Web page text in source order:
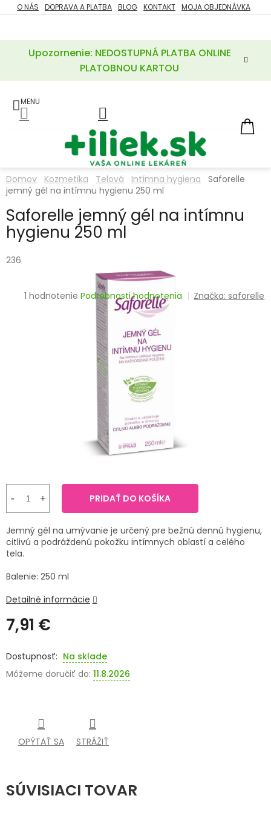
Prejsť
na
Upozornenie: NEDOSTUPNÁ PLATBA ONLINE
PLATOBNOU KARTOU
O NÁS DOPRAVA A PLATBA BLOG KONTAKT MOJA OBJEDNÁVKA
ZĽAVY
POTREBY
A
LIEKY
VITAMÍNY
MINERÁLY
KOZMETIKA
PRÍRODNÉ
LIEKY
VETERINA
Prihlásenie
Domov Kozmetika Telová Intímna hygiena
Saforelle
jemný gél na intímnu hygienu 250 ml
Saforelle jemný gél na intímnu
hygienu 250 ml
236
Priemerné
1 hodnotenie Podrobnosti hodnotenia Značka:saforelle
7,91 €
cena:
Na sklade
Môžeme doručiť do: 11.8.2026
PRIDAŤ DO KOŠÍKA
Jemný gél na umývanie je určený pre bežnú dennú hygienu,
citlivú a podráždenú pokožku intímnych oblastí a celého
tela.
Balenie: 250 ml
Detailné informácie
OPÝTAŤ SA STRÁŽIŤ
SÚVISIACI TOVAR